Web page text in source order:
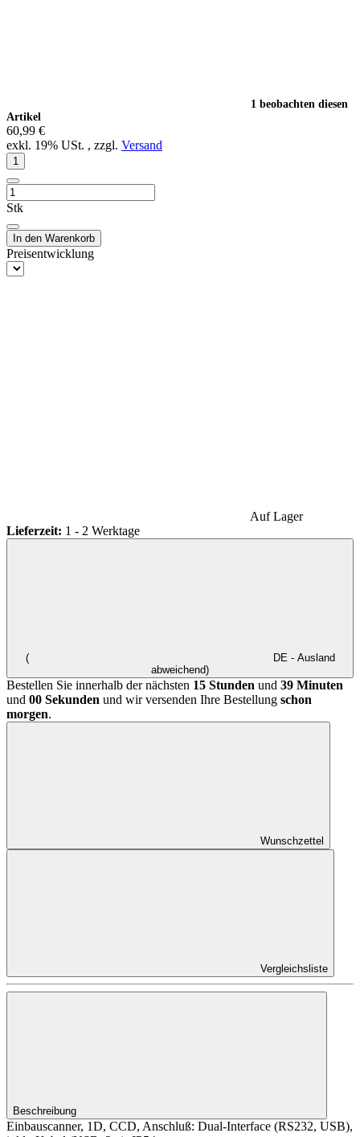
1 beobachten diesen
Artikel
60,99 €
exkl. 19% USt. , zzgl. Versand
Stk
In den Warenkorb
Preisentwicklung
Auf Lager
Lieferzeit: 1 - 2 Werktage
(
DE - Ausland
abweichend)
Bestellen Sie innerhalb der nächsten 15 Stunden und 39 Minuten
und 00 Sekunden und wir versenden Ihre Bestellung schon
morgen.
Wunschzettel
Vergleichsliste
Beschreibung
Einbauscanner, 1D, CCD, Anschluß: Dual-Interface (RS232, USB),